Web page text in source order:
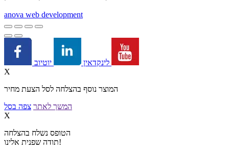
anova web development
לינקדאין
X
המוצר נוסף בהצלחה לסל הצעת מחיר
המשך לאתר צפה בסל
X
הטופס נשלח בהצלחה
תודה שפנית אלינו!